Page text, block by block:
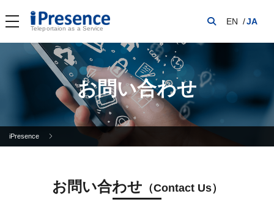
Teleportaion as a Service
EN JA
お問い合わせ
iPresence
お問い合わせ （Contact Us）